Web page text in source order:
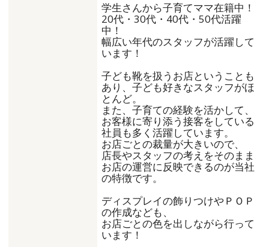
学生さんから子育てママ在籍中！
20代・30代・40代・50代活躍
中！
幅広い年代のスタッフが活躍して
います！
子ども靴を扱うお店ということも
あり、子ども好きなスタッフがほ
とんど。
また、子育ての経験を活かして、
お客様に寄り添う接客をしている
社員も多く活躍しています。
お店ごとの裁量が大きいので、
店長やスタッフの考えをそのまま
お店の運営に反映できるのが当社
の特徴です。
ディスプレイの飾りつけやＰＯＰ
の作成なども、
お店ごとの色を出しながら行って
います！